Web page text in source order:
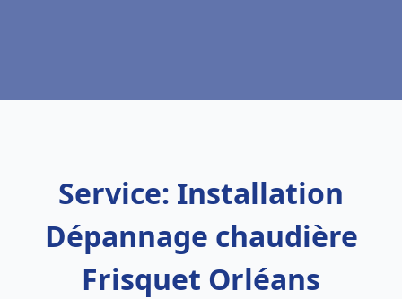
Service: Installation
Dépannage chaudière
Frisquet Orléans